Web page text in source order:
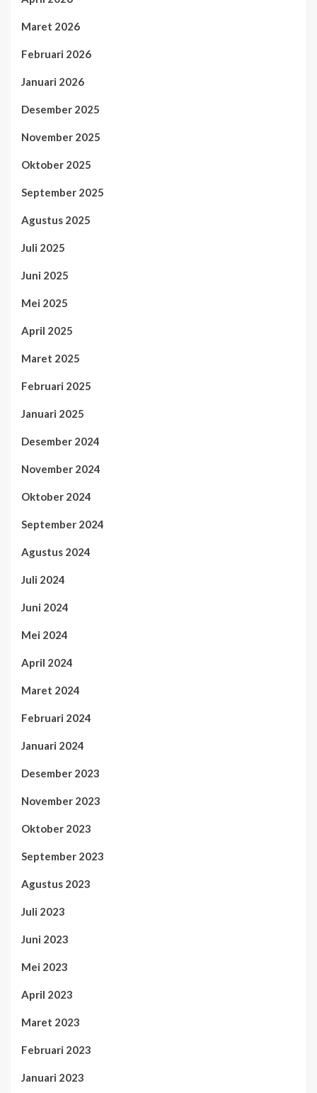
Maret 2026
Februari 2026
Januari 2026
Desember 2025
November 2025
Oktober 2025
September 2025
Agustus 2025
Juli 2025
Juni 2025
Mei 2025
April 2025
Maret 2025
Februari 2025
Januari 2025
Desember 2024
November 2024
Oktober 2024
September 2024
Agustus 2024
Juli 2024
Juni 2024
Mei 2024
April 2024
Maret 2024
Februari 2024
Januari 2024
Desember 2023
November 2023
Oktober 2023
September 2023
Agustus 2023
Juli 2023
Juni 2023
Mei 2023
April 2023
Maret 2023
Februari 2023
Januari 2023